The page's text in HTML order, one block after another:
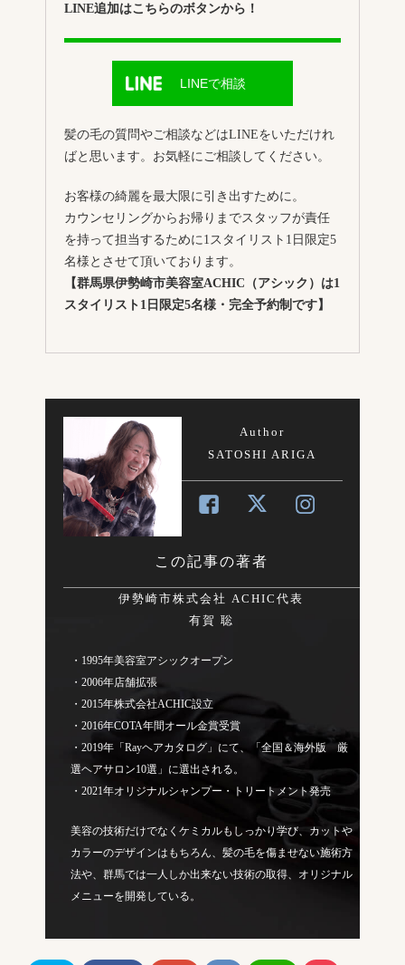
LINE追加はこちらのボタンから！
LINEで相談
髪の毛の質問やご相談などはLINEをいただけれ
ばと思います。お気軽にご相談してください。
お客様の綺麗を最大限に引き出すために。
カウンセリングからお帰りまでスタッフが責任
を持って担当するために1スタイリスト1日限定5
名様とさせて頂いております。
【群馬県伊勢崎市美容室ACHIC（アシック）は1
スタイリスト1日限定5名様・完全予約制です】
Author
SATOSHI ARIGA
この記事の著者
伊勢崎市株式会社 ACHIC代表
有賀 聡
・1995年美容室アシックオープン
・2006年店舗拡張
・2015年株式会社ACHIC設立
・2016年COTA年間オール金賞受賞
・2019年「Rayヘアカタログ」にて、「全国＆海外版 厳
選ヘアサロン10選」に選出される。
・2021年オリジナルシャンプー・トリートメント発売
美容の技術だけでなくケミカルもしっかり学び、カットや
カラーのデザインはもちろん、髪の毛を傷ませない施術方
法や、群馬では一人しか出来ない技術の取得、オリジナル
メニューを開発している。